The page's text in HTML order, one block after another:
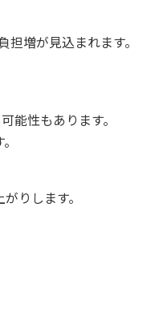
増が見込まれます。
能性もあります。
りします。